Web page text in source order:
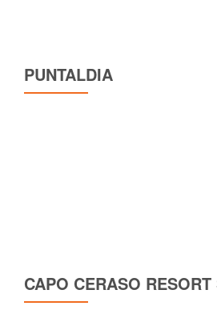
PUNTALDIA
CAPO CERASO